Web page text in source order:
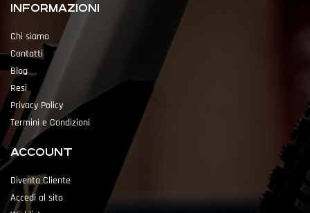
INFORMAZIONI
Chi siamo
Contatti
Blog
Resi
Privacy Policy
Termini e Condizioni
ACCOUNT
Diventa Cliente
Accedi al sito